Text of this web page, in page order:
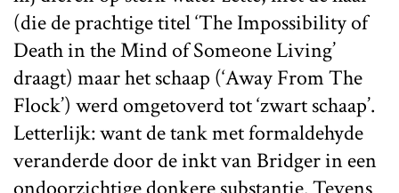
(die de prachtige titel ‘The Impossibility of
Death in the Mind of Someone Living’
draagt) maar het schaap (‘Away From The
Flock’) werd omgetoverd tot ‘zwart schaap’.
Letterlijk: want de tank met formaldehyde
veranderde door de inkt van Bridger in een